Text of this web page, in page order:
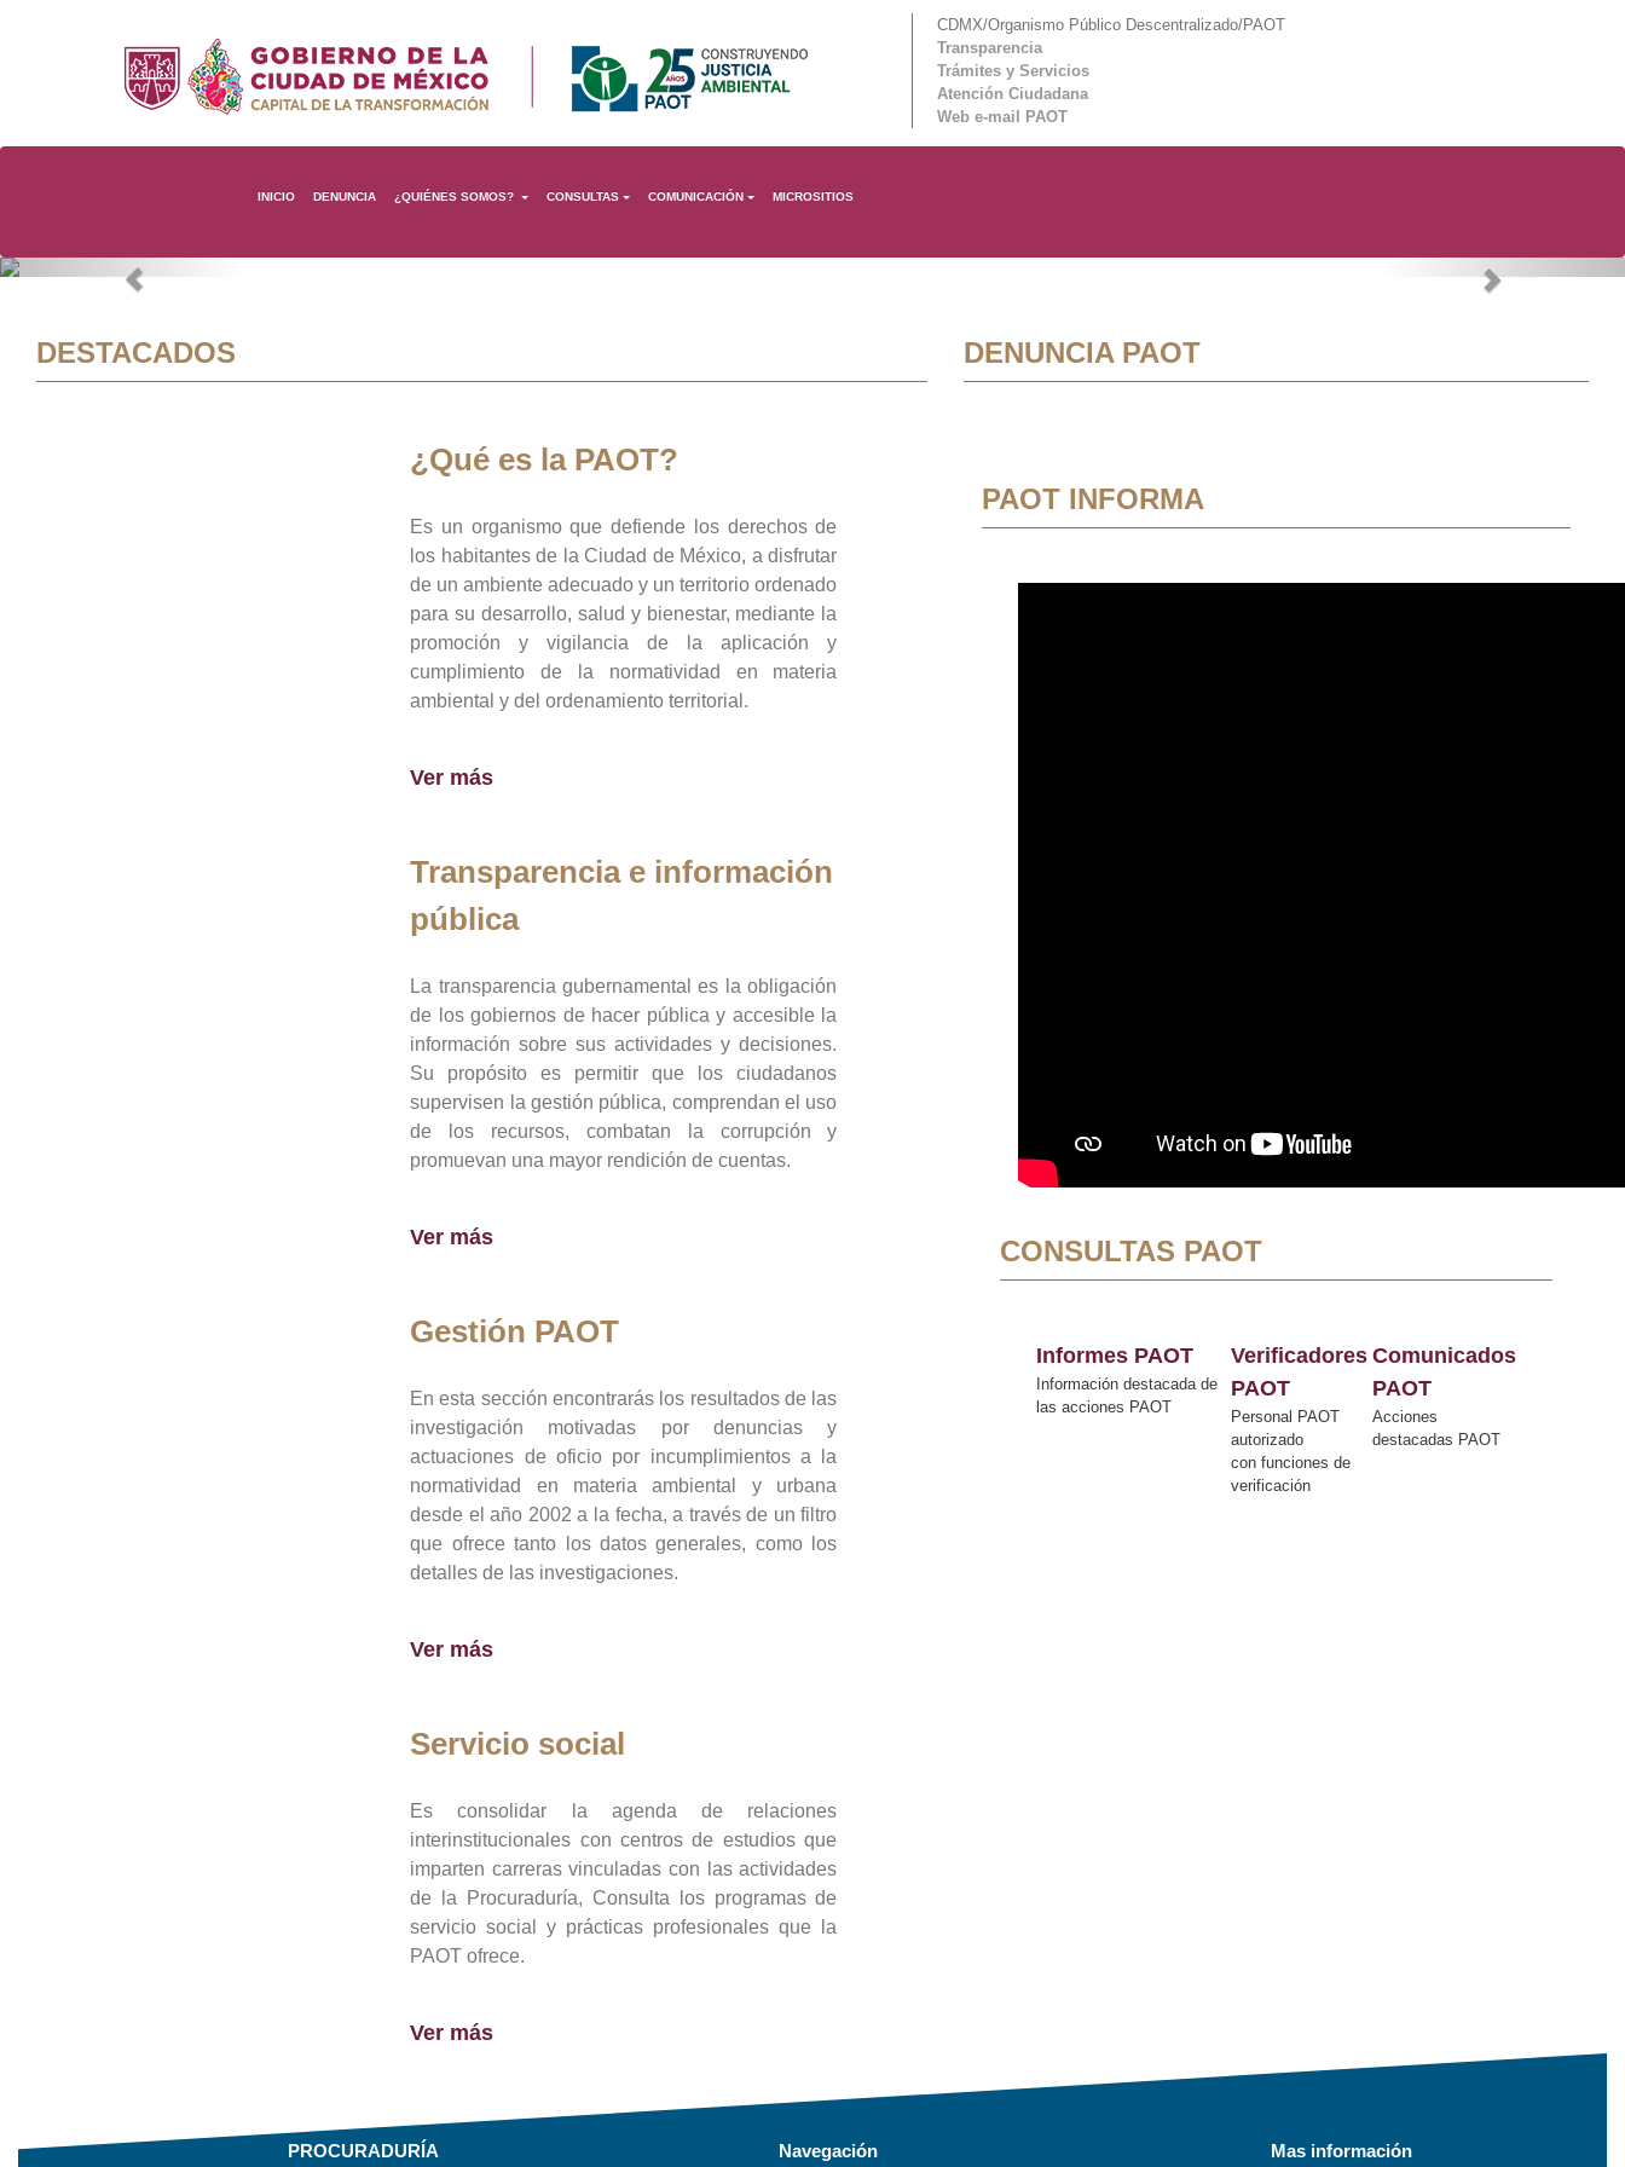
CDMX/Organismo Público Descentralizado/PAOT
Transparencia
Trámites y Servicios
Atención Ciudadana
Web e-mail PAOT
INICIO DENUNCIA ¿QUIÉNES SOMOS? CONSULTAS COMUNICACIÓN MICROSITIOS
Previous Next
DESTACADOS
¿Qué es la PAOT?
Es un organismo que defiende los derechos de
los habitantes de la Ciudad de México, a disfrutar
de un ambiente adecuado y un territorio ordenado
para su desarrollo, salud y bienestar, mediante la
promoción y vigilancia de la aplicación y
cumplimiento de la normatividad en materia
ambiental y del ordenamiento territorial.
Ver más
Transparencia e información
pública
La transparencia gubernamental es la obligación
de los gobiernos de hacer pública y accesible la
información sobre sus actividades y decisiones.
Su propósito es permitir que los ciudadanos
supervisen la gestión pública, comprendan el uso
de los recursos, combatan la corrupción y
promuevan una mayor rendición de cuentas.
Ver más
Gestión PAOT
En esta sección encontrarás los resultados de las
investigación motivadas por denuncias y
actuaciones de oficio por incumplimientos a la
normatividad en materia ambiental y urbana
desde el año 2002 a la fecha, a través de un filtro
que ofrece tanto los datos generales, como los
detalles de las investigaciones.
Ver más
Servicio social
Es consolidar la agenda de relaciones
interinstitucionales con centros de estudios que
imparten carreras vinculadas con las actividades
de la Procuraduría, Consulta los programas de
servicio social y prácticas profesionales que la
PAOT ofrece.
Ver más
DENUNCIA PAOT
PAOT INFORMA
CONSULTAS PAOT
Informes PAOT
Información destacada de
las acciones PAOT
Verificadores
PAOT
Personal PAOT
autorizado
con funciones de
verificación
Comunicados
PAOT
Acciones
destacadas PAOT
PROCURADURÍA Navegación Mas información